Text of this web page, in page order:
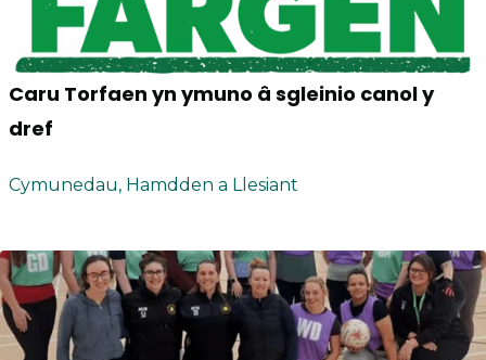
Caru Torfaen yn ymuno â sgleinio canol y
dref
Cymunedau, Hamdden a Llesiant